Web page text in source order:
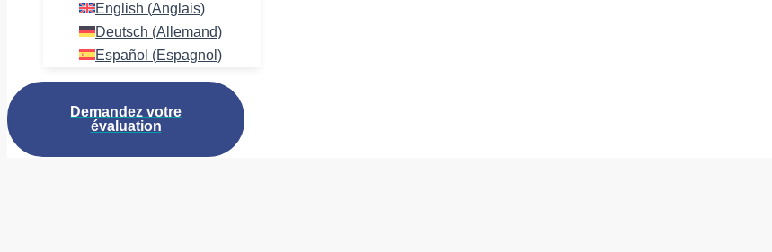
English (Anglais)
Deutsch (Allemand)
Español (Espagnol )
Demandez votre
évaluation